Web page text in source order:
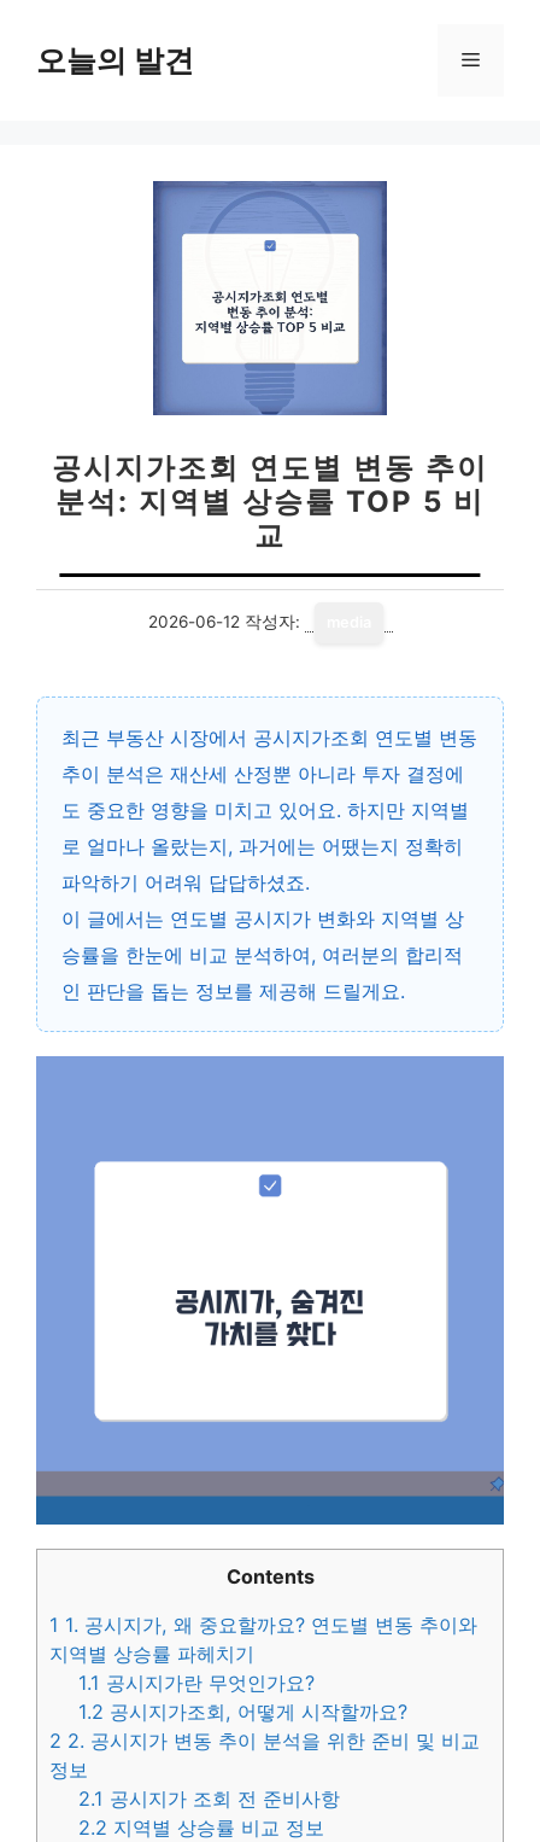
오늘의 발견 메
공시지가조회 연도별 변동 추이
분석: 지역별 상승률 TOP 5 비
교
2026-06-12 작성자:
최근 부동산 시장에서 공시지가조회 연도별 변동
추이 분석은 재산세 산정뿐 아니라 투자 결정에
도 중요한 영향을 미치고 있어요. 하지만 지역별
로 얼마나 올랐는지, 과거에는 어땠는지 정확히
파악하기 어려워 답답하셨죠.
이 글에서는 연도별 공시지가 변화와 지역별 상
승률을 한눈에 비교 분석하여, 여러분의 합리적
인 판단을 돕는 정보를 제공해 드릴게요.
Contents
1 1. 공시지가, 왜 중요할까요? 연도별 변동 추이와
지역별 상승률 파헤치기
1.1 공시지가란 무엇인가요?
1.2 공시지가조회, 어떻게 시작할까요?
2 2. 공시지가 변동 추이 분석을 위한 준비 및 비교
정보
2.1 공시지가 조회 전 준비사항
2.2 지역별 상승률 비교 정보